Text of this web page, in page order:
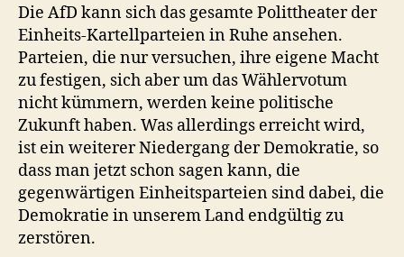
Die AfD kann sich das gesamte Polittheater der
Einheits-Kartellparteien in Ruhe ansehen.
Parteien, die nur versuchen, ihre eigene Macht
zu festigen, sich aber um das Wählervotum
nicht kümmern, werden keine politische
Zukunft haben. Was allerdings erreicht wird,
ist ein weiterer Niedergang der Demokratie, so
dass man jetzt schon sagen kann, die
gegenwärtigen Einheitsparteien sind dabei, die
Demokratie in unserem Land endgültig zu
zerstören.